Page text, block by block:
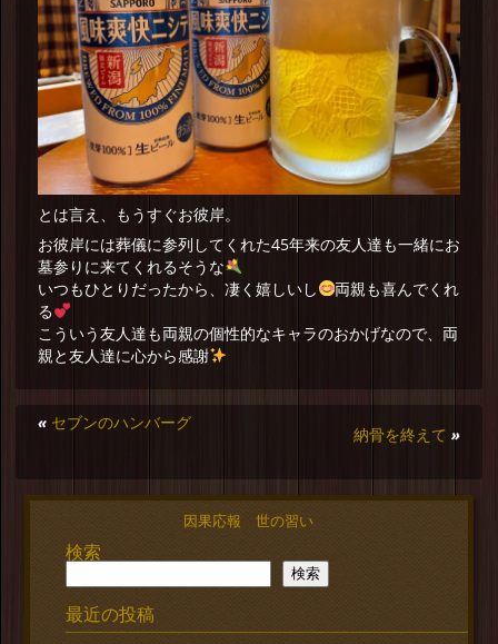
とは言え、もうすぐお彼岸。
お彼岸には葬儀に参列してくれた45年来の友人達も一緒にお
墓参りに来てくれるそうな
いつもひとりだったから、凄く嬉しいし
両親も喜んでくれ
る
こういう友人達も両親の個性的なキャラのおかげなので、両
親と友人達に心から感謝
« セブンのハンバーグ
納骨を終えて »
因果応報 世の習い
検索
検索
最近の投稿